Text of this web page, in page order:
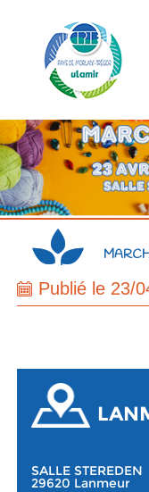
Publié le 23/
SALLE STEREDEN
29620 Lanmeur